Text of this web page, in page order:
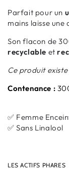
Parfait pour un
mains laisse une
Son flacon de
recyclable et
Ce produit
Contenance :
✅ Femme
✅ Sans Linalool
LES ACTIFS PHARES